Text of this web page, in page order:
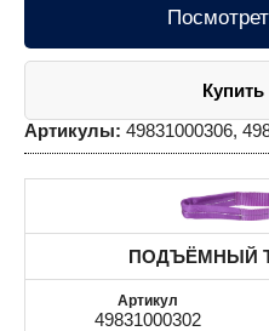
Артикулы: 49831000306,
ПОДЪЁМНЫЙ
49831000302